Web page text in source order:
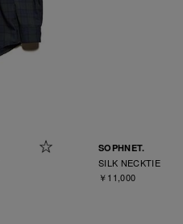
SOPHNET.
SILK NECKTIE
￥11,000